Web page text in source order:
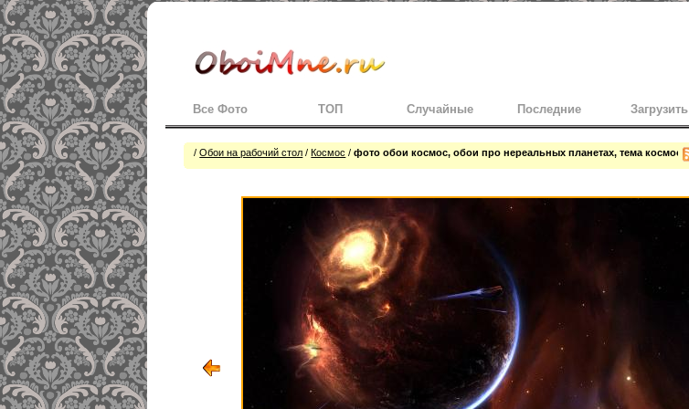
Все Фото ТОП Случайные Последние Загрузить
/Обои на рабочий стол / Космос /фото обои космос, обои про нереальных планетах, тема космоса